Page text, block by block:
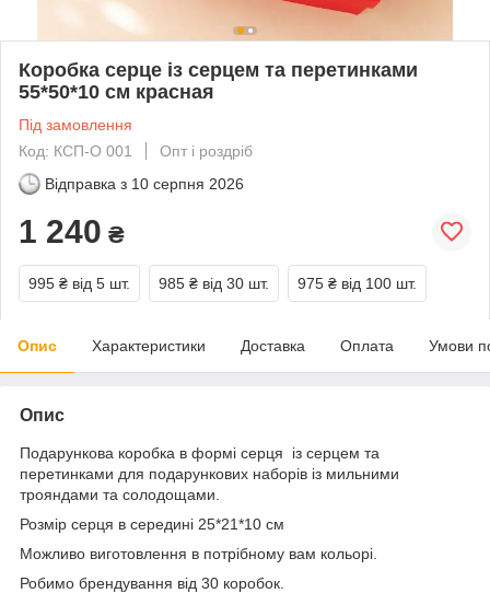
Коробка серце із серцем та перетинками
55*50*10 см красная
Під замовлення
Код: КСП-О 001
Опт і роздріб
Відправка з 10 серпня 2026
1 240 ₴
995 ₴ від 5 шт. 985 ₴ від 30 шт. 975 ₴ від 100 шт.
Опис Характеристики Доставка Оплата Умови
Опис
Подарункова коробка в формі серця із серцем та
перетинками для подарункових наборів із мильними
трояндами та солодощами.
Розмір серця в середині 25*21*10 см
Можливо виготовлення в потрібному вам кольорі.
Робимо брендування від 30 коробок.